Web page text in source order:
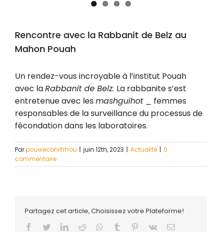
Rencontre avec la Rabbanit de Belz au
Mahon Pouah
Un rendez-vous incroyable à l’institut Pouah
avec laRabbanit de Belz. La rabbanite s’est
entretenue avec les mashguihot _ femmes
responsables de la surveillance du processus de
fécondation dans les laboratoires.
Parpouwecbhilfrhou | juin 12th, 2023 | Actualité | 0
commentaire
Partagez cet article, Choisissez votre Plateforme!
Facebook
TwitterLinkedIn
Reddit Whatsapp
Tumblr Pinterest
Vk Email